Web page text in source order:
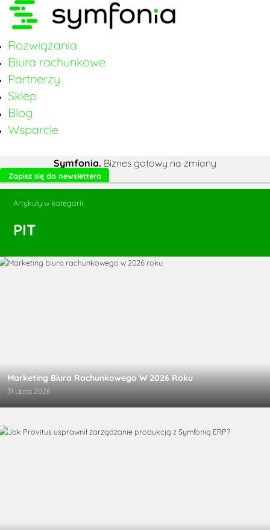
Rozwiązania
Biura rachunkowe
Partnerzy
Sklep
Blog
Wsparcie
Symfonia. Biznes gotowy na zmiany
Zapisz się do newslettera
Artykuły w kategorii:
PIT
Marketing Biura Rachunkowego W 2026 Roku
31 Lipca 2026